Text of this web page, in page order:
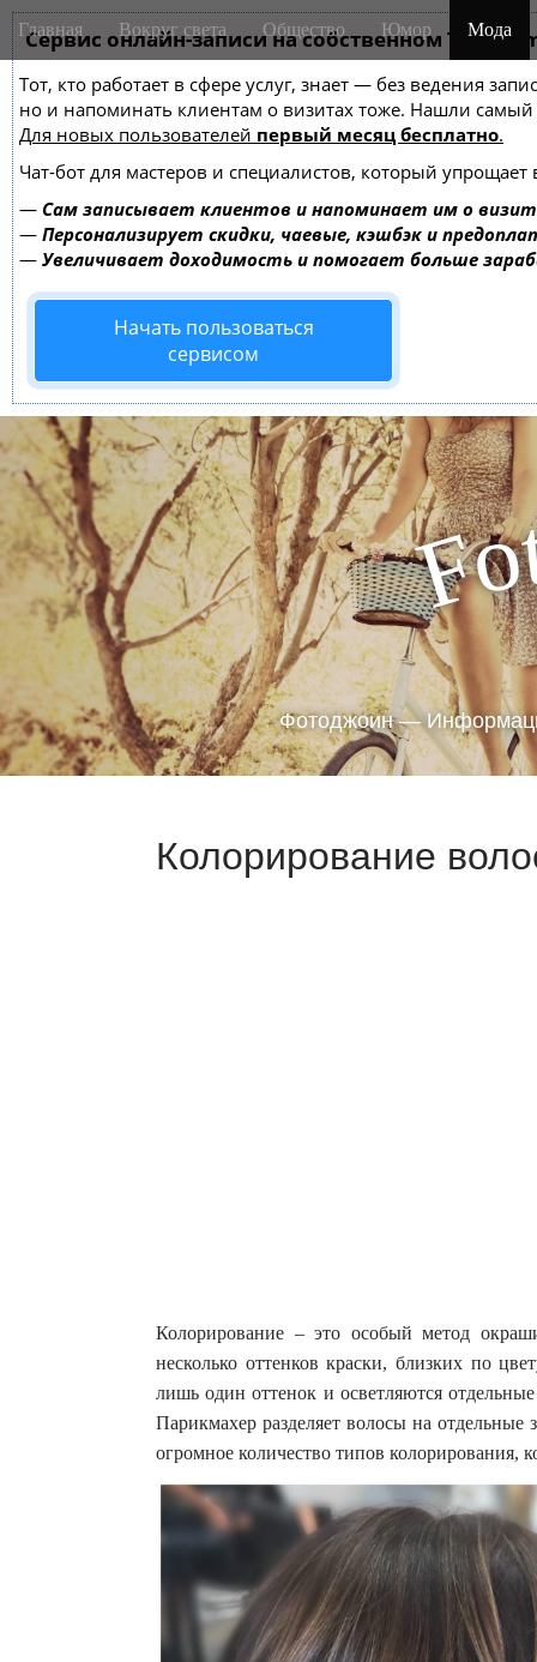
Сервис онлайн-записи на собственном
Тот, кто работает в сфере услуг, знает — без ведения
но и напоминать клиентам о визитах тоже. Нашли
Для новых пользователей первый месяц бесплатно.
Чат-бот для мастеров и специалистов, который упрощает
— Сам записывает клиентов и напоминает им о
— Персонализирует скидки, чаевые, кэшбэк и
— Увеличивает доходимость и помогает больше
Начать пользоваться
сервисом
M
a
n
m
e
n
u
i
Главная Вокруг света Общество Юмор Мода
Fo
Фотоджоин —
Колорирование
Колорирование – это особый метод
несколько оттенков краски, близких по
лишь один оттенок и осветляются
Парикмахер разделяет волосы на
огромное количество типов колорирования,